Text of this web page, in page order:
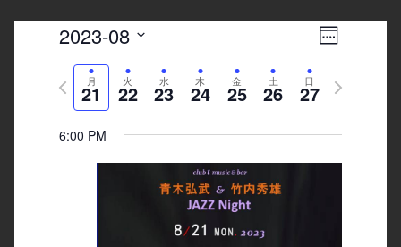
Views
Event
Navigation
Week
2023-08
date.
月
21 火
22 水
23 木
24 金
25 土
26 日
27
Previous
Next
6:00 PM